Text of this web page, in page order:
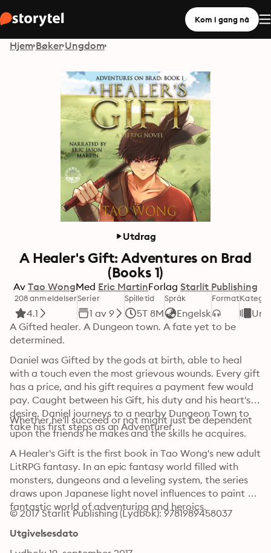
Kom i gang nå
Hjem Bøker Ungdom
Utdrag
A Healer's Gift: Adventures on Brad
(Books 1)
Av Tao WongMed Eric MartinForlag Starlit Publishing
208 anmeldelser
4.1
Serier
1 av 9
Spilletid
5T 8M
Språk
Engelsk
Format
A Gifted healer. A Dungeon town. A fate yet to be
determined.
Daniel was Gifted by the gods at birth, able to heal
with a touch even the most grievous wounds. Every gift
has a price, and his gift requires a payment few would
pay. Caught between his Gift, his duty and his heart's
desire, Daniel journeys to a nearby Dungeon Town to
take his first steps as an Adventurer.
Whether he'll succeed or not might just be dependent
upon the friends he makes and the skills he acquires.
A Healer's Gift is the first book in Tao Wong's new adult
LitRPG fantasy. In an epic fantasy world filled with
monsters, dungeons and a leveling system, the series
draws upon Japanese light novel influences to paint a
fantastic world of adventuring and heroics.
© 2017 Starlit Publishing (Lydbok): 9781989458037
Utgivelsesdato